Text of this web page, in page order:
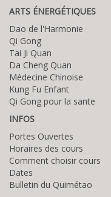
ARTS ÉNERGÉTIQUES
Dao de l'Harmonie
Qi Gong
Tai Ji Quan
Da Cheng Quan
Médecine Chinoise
Kung Fu Enfant
Qi Gong pour la sante
INFOS
Portes Ouvertes
Horaires des cours
Comment choisir cours
Dates
Bulletin du Quimétao